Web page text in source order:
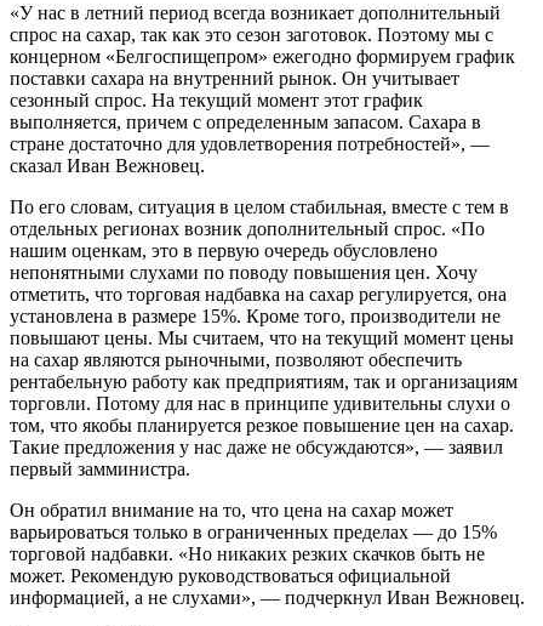
«У нас в летний период всегда возникает дополнительный
спрос на сахар, так как это сезон заготовок. Поэтому мы с
концерном «Белгоспищепром» ежегодно формируем график
поставки сахара на внутренний рынок. Он учитывает
сезонный спрос. На текущий момент этот график
выполняется, причем с определенным запасом. Сахара в
стране достаточно для удовлетворения потребностей», —
сказал Иван Вежновец.
По его словам, ситуация в целом стабильная, вместе с тем в
отдельных регионах возник дополнительный спрос. «По
нашим оценкам, это в первую очередь обусловлено
непонятными слухами по поводу повышения цен. Хочу
отметить, что торговая надбавка на сахар регулируется, она
установлена в размере 15%. Кроме того, производители не
повышают цены. Мы считаем, что на текущий момент цены
на сахар являются рыночными, позволяют обеспечить
рентабельную работу как предприятиям, так и организациям
торговли. Потому для нас в принципе удивительны слухи о
том, что якобы планируется резкое повышение цен на сахар.
Такие предложения у нас даже не обсуждаются», — заявил
первый замминистра.
Он обратил внимание на то, что цена на сахар может
варьироваться только в ограниченных пределах — до 15%
торговой надбавки. «Но никаких резких скачков быть не
может. Рекомендую руководствоваться официальной
информацией, а не слухами», — подчеркнул Иван Вежновец.